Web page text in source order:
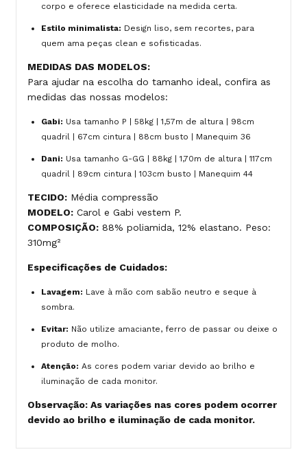
corpo e oferece elasticidade na medida certa.
Estilo minimalista: Design liso, sem recortes, para
quem ama peças clean e sofisticadas.
MEDIDAS DAS MODELOS:
Para ajudar na escolha do tamanho ideal, confira as
medidas das nossas modelos:
Gabi: Usa tamanho P | 58kg | 1,57m de altura | 98cm
quadril | 67cm cintura | 88cm busto | Manequim 36
Dani: Usa tamanho G-GG | 88kg | 1,70m de altura | 117cm
quadril | 89cm cintura | 103cm busto | Manequim 44
TECIDO: Média compressão
MODELO: Carol e Gabi vestem P.
COMPOSIÇÃO: 88% poliamida, 12% elastano. Peso:
310mg²
Especificações de Cuidados:
Lavagem: Lave à mão com sabão neutro e seque à
sombra.
Evitar: Não utilize amaciante, ferro de passar ou deixe o
produto de molho.
Atenção: As cores podem variar devido ao brilho e
iluminação de cada monitor.
Observação: As variações nas cores podem ocorrer
devido ao brilho e iluminação de cada monitor.